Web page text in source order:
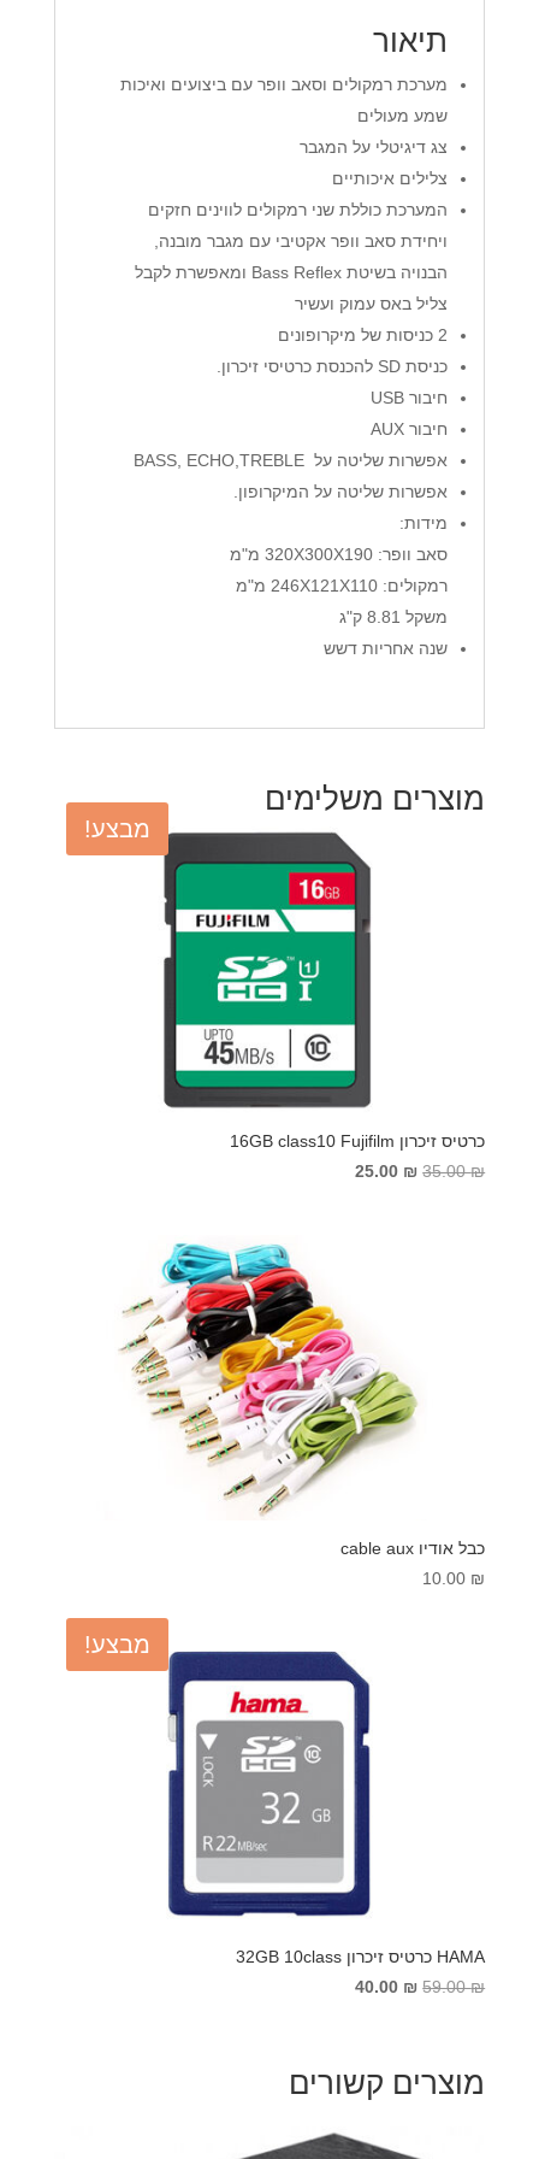
תיאור
מערכת רמקולים וסאב וופר עם ביצועים ואיכות
שמע מעולים
צג דיגיטלי על המגבר
צלילים איכותיים
המערכת כוללת שני רמקולים לווינים חזקים
ויחידת סאב וופר אקטיבי עם מגבר מובנה,
הבנויה בשיטת Bass Reflex ומאפשרת לקבל
צליל באס עמוק ועשיר
2 כניסות של מיקרופונים
כניסת SD להכנסת כרטיסי זיכרון.
חיבור USB
חיבור AUX
אפשרות שליטה על BASS, ECHO,TREBLE
אפשרות שליטה על המיקרופון.
מידות:
סאב וופר: 320X300X190 מ"מ
רמקולים: 246X121X110 מ"מ
משקל 8.81 ק"ג
שנה אחריות דשש
מוצרים משלימים
מבצע!
כרטיס זיכרון 16GB class10 Fujifilm
35.00₪
המחיר
25.00 ₪
המחיר
כבל אודיו cable aux
10.00 ₪
מבצע!
HAMA כרטיס זיכרון 32GB 10class
59.00₪
המחיר
40.00 ₪
המחיר
מוצרים קשורים